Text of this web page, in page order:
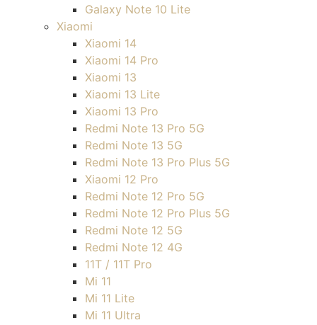
Galaxy Note 10 Lite
Xiaomi
Xiaomi 14
Xiaomi 14 Pro
Xiaomi 13
Xiaomi 13 Lite
Xiaomi 13 Pro
Redmi Note 13 Pro 5G
Redmi Note 13 5G
Redmi Note 13 Pro Plus 5G
Xiaomi 12 Pro
Redmi Note 12 Pro 5G
Redmi Note 12 Pro Plus 5G
Redmi Note 12 5G
Redmi Note 12 4G
11T / 11T Pro
Mi 11
Mi 11 Lite
Mi 11 Ultra